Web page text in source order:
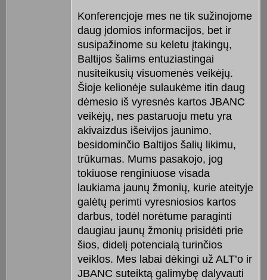
Konferencjoje mes ne tik sužinojome
daug įdomios informacijos, bet ir
susipažinome su keletu įtakingų,
Baltijos šalims entuziastingai
nusiteikusių visuomenės veikėjų.
Šioje kelionėje sulaukėme itin daug
dėmesio iš vyresnės kartos JBANC
veikėjų, nes pastaruoju metu yra
akivaizdus išeivijos jaunimo,
besidominčio Baltijos šalių likimu,
trūkumas. Mums pasakojo, jog
tokiuose renginiuose visada
laukiama jaunų žmonių, kurie ateityje
galėtų perimti vyresniosios kartos
darbus, todėl norėtume paraginti
daugiau jaunų žmonių prisidėti prie
šios, didelį potencialą turinčios
veiklos. Mes labai dėkingi už ALT’o ir
JBANC suteiktą galimybę dalyvauti